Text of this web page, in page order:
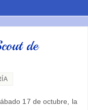
de
17 de octubre, la